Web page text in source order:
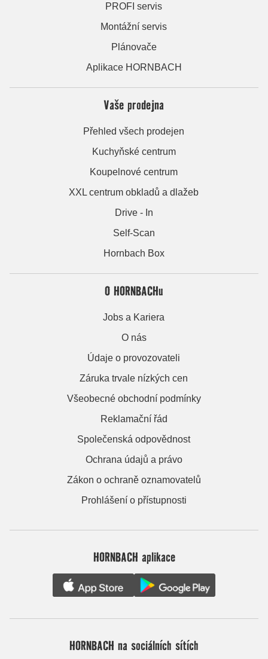
PROFI servis
Montážní servis
Plánovače
Aplikace HORNBACH
Vaše prodejna
Přehled všech prodejen
Kuchyňské centrum
Koupelnové centrum
XXL centrum obkladů a dlažeb
Drive - In
Self-Scan
Hornbach Box
O HORNBACHu
Jobs a Kariera
O nás
Údaje o provozovateli
Záruka trvale nízkých cen
Všeobecné obchodní podmínky
Reklamační řád
Společenská odpovědnost
Ochrana údajů a právo
Zákon o ochraně oznamovatelů
Prohlášení o přístupnosti
HORNBACH aplikace
HORNBACH na sociálních sítích